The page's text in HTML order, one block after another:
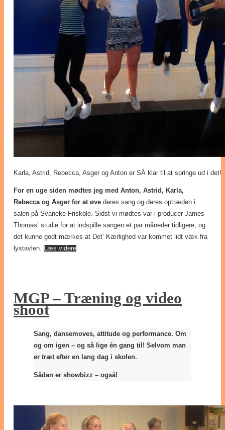
Karla, Astrid, Rebecca, Asger og Anton er SÅ klar til at springe ud i det!
For en uge siden mødtes jeg med Anton, Astrid, Karla,
Rebecca og Asger for at øvederes sang og deres optræden i
salen på Svaneke Friskole. Sidst vi mødtes var i producer James
Thomas’ studie for at indspille sangen et par måneder tidligere, og
det kunne godt mærkes at Det’ Kærlighed var kommet lidt væk fra
lystavlen. Læs videre
MGP – Træning og video
shoot
Sang, dansemoves, attitude og performance. Om
og om igen – og så lige én gang til! Selvom man
er træt efter en lang dag i skolen.
Sådan er showbizz – også!